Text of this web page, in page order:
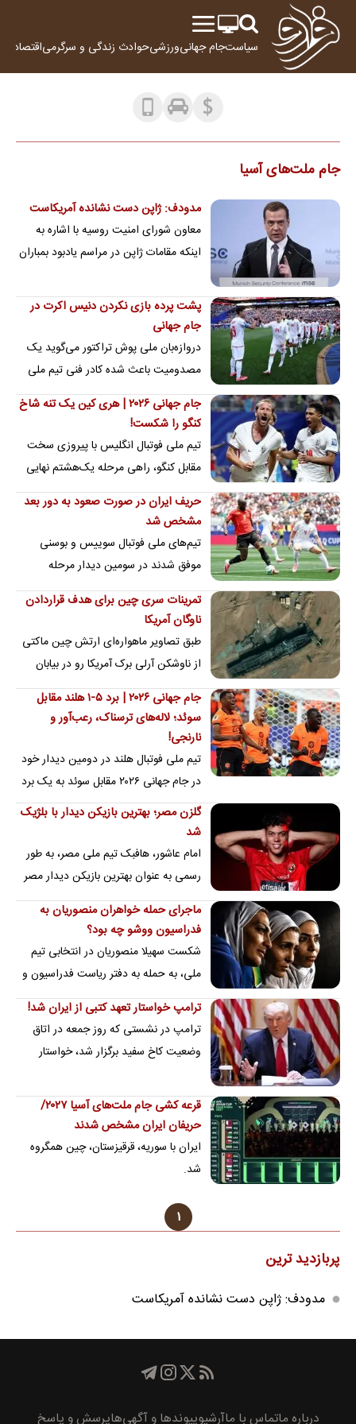
سیاستجام جهانیورزشیحوادث زندگی و سرگرمیاقتصاد
پربازدید ترین
مدودف: ژاپن دست نشانده آمریکاست
جام ملت‌های آسیا
مدودف: ژاپن دست نشانده آمریکاست
معاون شورای امنیت روسیه با اشاره به
اینکه مقامات ژاپن در مراسم یادبود بمباران
پشت پرده بازی نکردن دنیس اکرت در
جام جهانی
دروازه‌بان ملی پوش تراکتور می‌گوید یک
مصدومیت باعث شده کادر فنی تیم ملی
روی دنیس اکرت ریسک نکند.
جام جهانی ۲۰۲۶ | هری کین یک تنه شاخ
کنگو را شکست!
تیم ملی فوتبال انگلیس با پیروزی سخت
مقابل کنگو، راهی مرحله یک‌هشتم نهایی
جام جهانی شد.
حریف ایران در صورت صعود به دور بعد
مشخص شد
تیم‌های ملی فوتبال سوییس و بوسنی
موفق شدند در سومین دیدار مرحله
گروهی مقابل تیم‌های ملی فوتبال کانادا و
قطر به پیروزی…
تمرینات سری چین برای هدف قراردادن
ناوگان آمریکا
طبق تصاویر ماهواره‌ای ارتش چین ماکتی
از ناوشکن آرلی برک آمریکا رو در بیابان
های تاکلاماکان تعبیه کرده و از آن برای…
جام جهانی ۲۰۲۶ | برد ۵-۱ هلند مقابل
سوئد؛ لاله‌های ترسناک، رعب‌آور و
نارنجی!
تیم ملی فوتبال هلند در دومین دیدار خود
در جام جهانی ۲۰۲۶ مقابل سوئد به یک برد
پرگل دست یافت.
گلزن مصر؛ بهترین بازیکن دیدار با بلژیک
شد
امام عاشور، هافبک تیم ملی مصر، به طور
رسمی به عنوان بهترین بازیکن دیدار مصر
و بلژیک در جام جهانی ۲۰۲۶ انتخاب شد.
ماجرای حمله خواهران منصوریان به
فدراسیون ووشو چه بود؟
شکست سهیلا منصوریان در انتخابی تیم
ملی، به حمله به دفتر ریاست فدراسیون و
ضرب و جرحی منجر شد که هم پای
دوربین‌های…
ترامپ خواستار تعهد کتبی از ایران شد!
ترامپ در نشستی که روز جمعه در اتاق
وضعیت کاخ سفید برگزار شد، خواستار
است.
قرعه کشی جام ملت‌های آسیا ۲۰۲۷/
حریفان ایران مشخص شدند
ایران با سوریه، قرقیزستان، چین همگروه
شد.
۱
درباره ماتماس با ماآرشیوپیوند‌ها و آگهی‌هاپرسش و پاسخ